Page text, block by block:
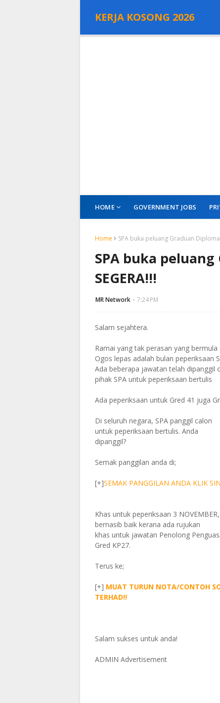
KERJA KOSONG 2026
HOME GOVERNMENT JOBS
Home SPA buka peluang Graduan Diploma!
SPA buka
SEGERA!!!
MR Network 7:24 PM
Salam sejahtera.
Ramai yang tak perasan yang bermula
Ogos lepas adalah bulan peperiksaan
Ada beberapa jawatan telah dipanggil
pihak SPA untuk peperiksaan bertulis
Ada peperiksaan untuk Gred 41 juga
Di seluruh negara, SPA panggil calon
untuk peperiksaan bertulis. Anda
dipanggil?
Semak panggilan anda di;
[+]SEMAK PANGGILAN ANDA KLIK
Khas untuk peperiksaan 3
bernasib baik kerana ada rujukan
khas untuk jawatan Penolong
Gred KP27.
Terus ke;
[+] MUAT TURUN NOTA/CONTOH
TERHAD!!
Salam sukses untuk anda!
ADMIN Advertisement